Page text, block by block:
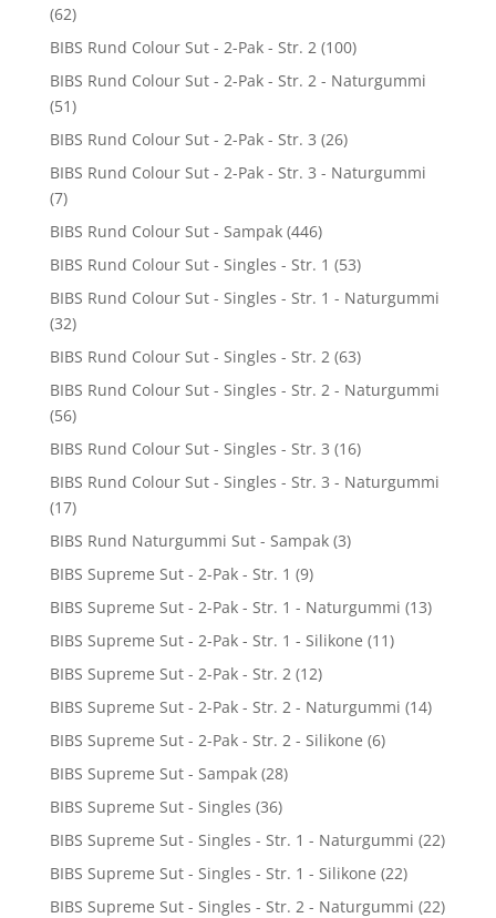
(62)
BIBS Rund Colour Sut - 2-Pak - Str. 2 (100)
BIBS Rund Colour Sut - 2-Pak - Str. 2 - Naturgummi
(51)
BIBS Rund Colour Sut - 2-Pak - Str. 3 (26)
BIBS Rund Colour Sut - 2-Pak - Str. 3 - Naturgummi
(7)
BIBS Rund Colour Sut - Sampak (446)
BIBS Rund Colour Sut - Singles - Str. 1 (53)
BIBS Rund Colour Sut - Singles - Str. 1 - Naturgummi
(32)
BIBS Rund Colour Sut - Singles - Str. 2 (63)
BIBS Rund Colour Sut - Singles - Str. 2 - Naturgummi
(56)
BIBS Rund Colour Sut - Singles - Str. 3 (16)
BIBS Rund Colour Sut - Singles - Str. 3 - Naturgummi
(17)
BIBS Rund Naturgummi Sut - Sampak (3)
BIBS Supreme Sut - 2-Pak - Str. 1 (9)
BIBS Supreme Sut - 2-Pak - Str. 1 - Naturgummi (13)
BIBS Supreme Sut - 2-Pak - Str. 1 - Silikone (11)
BIBS Supreme Sut - 2-Pak - Str. 2 (12)
BIBS Supreme Sut - 2-Pak - Str. 2 - Naturgummi (14)
BIBS Supreme Sut - 2-Pak - Str. 2 - Silikone (6)
BIBS Supreme Sut - Sampak (28)
BIBS Supreme Sut - Singles (36)
BIBS Supreme Sut - Singles - Str. 1 - Naturgummi (22)
BIBS Supreme Sut - Singles - Str. 1 - Silikone (22)
BIBS Supreme Sut - Singles - Str. 2 - Naturgummi (22)